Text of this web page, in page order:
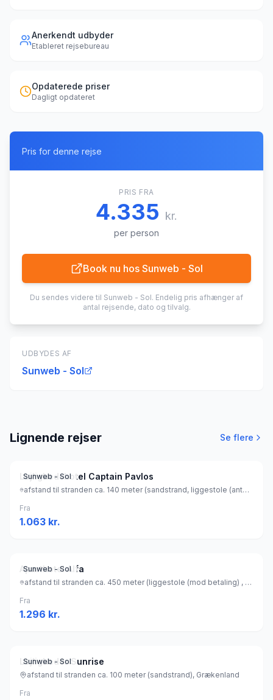
Anerkendt udbyder
Etableret rejsebureau
Opdaterede priser
Dagligt opdateret
Pris for denne rejse
PRIS FRA
4.335 kr.
per person
Book nu hos Sunweb - Sol
Du sendes videre til Sunweb - Sol. Endelig pris afhænger af
antal rejsende, dato og tilvalg.
UDBYDES AF
Sunweb - Sol
Lignende rejser Se flere
Sunweb - Sol
Lejlighedshotel Captain Pavlos
afstand til stranden ca. 140 meter (sandstrand, liggestole (antal: 20) (gratis) , parasol (gratis) ), Grækenland
Fra
1.063 kr.
Sunweb - Sol
Aparthotel Alfa
afstand til stranden ca. 450 meter (liggestole (mod betaling) , parasol (mod betaling) ), Grækenland
Fra
1.296 kr.
Sunweb - Sol
Lejligheder Sunrise
afstand til stranden ca. 100 meter (sandstrand), Grækenland
Fra